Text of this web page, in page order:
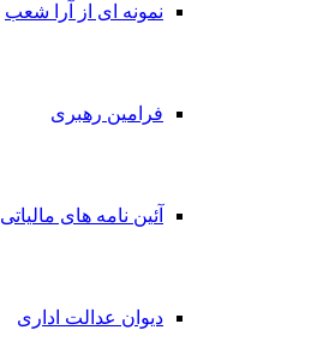
نمونه ای از آرا شعب
فرامین رهبری
آئین نامه های مالیاتی
دیوان عدالت اداری